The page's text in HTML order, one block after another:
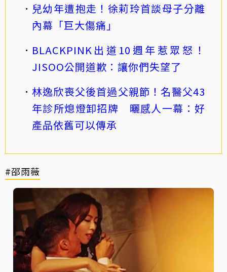
兒幼年遭抱走！徐莉玲首談母子分離
內幕「巨大傷痛」
BLACKPINK出道10週年惹眾怒！
JISOO公開道歉：讓你們失望了
林逸欣喪父後首過父親節！名醫父43
年診所熄燈卸招牌 曬感人一幕：好
產品依舊可以傳承
#邵雨薇